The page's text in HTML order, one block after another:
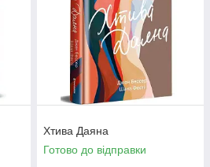
Хтива Даяна
Готово до відправки